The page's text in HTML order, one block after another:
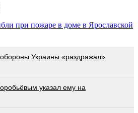
при пожаре в доме в Ярославской
Украины «раздражал»
указал ему на